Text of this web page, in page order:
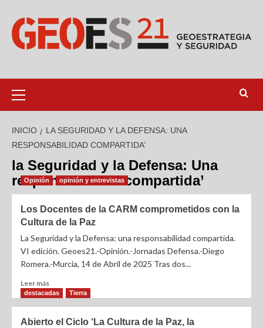
INICIO
LA SEGURIDAD Y LA DEFENSA: UNA
RESPONSABILIDAD COMPARTIDA’
la Seguridad y la Defensa: Una
responsabilidad compartida’
Opinión opinión y entrevistas
Los Docentes de la CARM comprometidos con la
Cultura de la Paz
La Seguridad y la Defensa: una responsabilidad compartida.
VI edición. Geoes21.-Opinión.-Jornadas Defensa.-Diego
Romera.-Murcia, 14 de Abril de 2025 Tras dos...
Leer más
destacadas Tierra
Abierto el Ciclo ‘La Cultura de la Paz, la